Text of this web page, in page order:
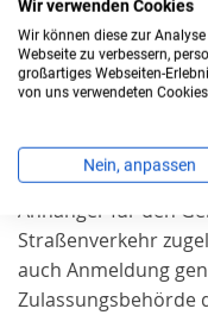
Wann
Zulassung
Grundsätzlich muss
Anhänger für den
Straßenverkehr
auch Anmeldung
Zulassungsbehörde
Wir verwenden Cookies
Wir können diese zur
Webseite zu verbessern,
großartiges Webseiten-
von uns verwendeten
Nein, anpassen